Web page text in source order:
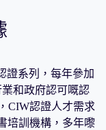
證系列，每年參加
和政府認可嘅認
CIW認證人才需求
培訓機構，多年嚟